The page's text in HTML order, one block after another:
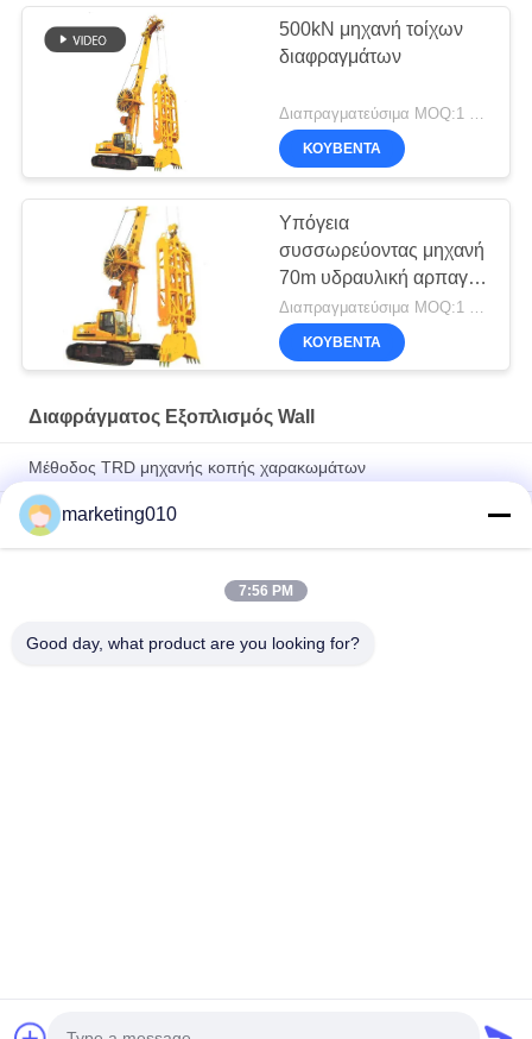
500kN μηχανή τοίχων
διαφραγμάτων
Διαπραγματεύσιμα MOQ:1 σύνολο
ΚΟΥΒΈΝΤΑ
Υπόγεια
συσσωρεύοντας μηχανή
70m υδραυλική αρπαγή
τοίχων διαφραγμάτων
261kw
Διαπραγματεύσιμα MOQ:1 σύνολο
ΚΟΥΒΈΝΤΑ
Διαφράγματος Εξοπλισμός Wall
Μέθοδος TRD μηχανής κοπής χαρακωμάτων
TG35 η αντιολισθητική αλυσίδα τοποθέτησε την υδραυλική
υπόγεια περιστροφική τρυπώντας με τρυπάνι αρπαγή τοίχων
διαφραγμάτων
βάθος 1200mm 60m εξοπλισμός τοίχων διαφραγμάτων
marketing010
7:56 PM
Good day, what product are you looking for?